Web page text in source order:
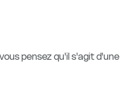
pensez qu'il s'agit d'une